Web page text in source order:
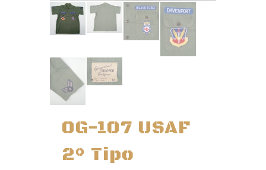
OG-107 USAF
2° Tipo